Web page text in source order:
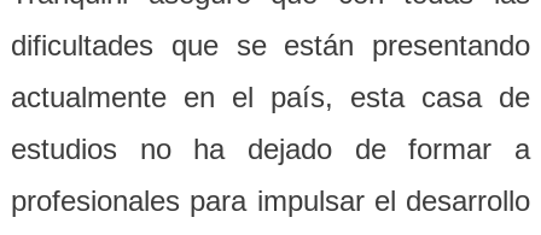
dificultades que se están presentando
actualmente en el país, esta casa de
estudios no ha dejado de formar a
profesionales para impulsar el desarrollo